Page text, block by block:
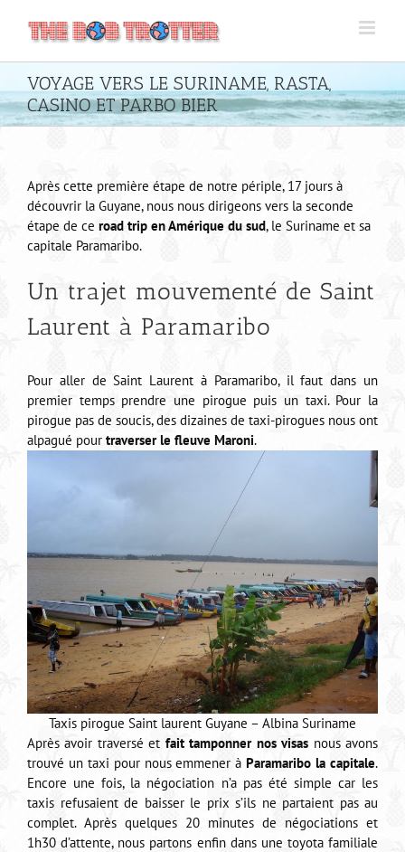
contenu
VOYAGE VERS LE SURINAME, RASTA,
CASINO ET PARBO BIER
Après cette première étape de notre périple, 17 jours à
découvrir la Guyane, nous nous dirigeons vers la seconde
étape de ce road trip en Amérique du sud, le Suriname et sa
capitale Paramaribo.
Un trajet mouvementé de Saint
Laurent à Paramaribo
Pour aller de Saint Laurent à Paramaribo, il faut dans un
premier temps prendre une pirogue puis un taxi. Pour la
pirogue pas de soucis, des dizaines de taxi-pirogues nous ont
alpagué pour traverser le fleuve Maroni.
Taxis pirogue Saint laurent Guyane – Albina Suriname
Après avoir traversé et fait tamponner nos visas nous avons
trouvé un taxi pour nous emmener à Paramaribo la capitale.
Encore une fois, la négociation n’a pas été simple car les
taxis refusaient de baisser le prix s’ils ne partaient pas au
complet. Après quelques 20 minutes de négociations et
1h30 d’attente, nous partons enfin dans une toyota familiale